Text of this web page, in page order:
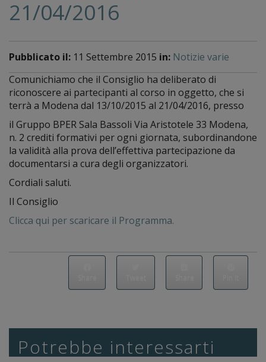
21/04/2016
Pubblicato il: 11 Settembre 2015 in: Notizie varie
Comunichiamo che il Consiglio ha deliberato di
riconoscere ai partecipanti al corso in oggetto, che si
terrà a Modena dal 13/10/2015 al 21/04/2016, presso
il Gruppo BPER Sala Bassoli Via Aristotele 33 Modena,
n. 2 crediti formativi per ogni giornata, subordinandone
la validità alla prova dell’effettiva partecipazione da
documentarsi a cura degli organizzatori.
Cordiali saluti.
Il Consiglio
Clicca qui per scaricare il Programma.
Potrebbe interessarti